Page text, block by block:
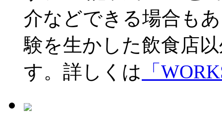
介などできる場合も
験を生かした飲食店
す。詳しくは 「